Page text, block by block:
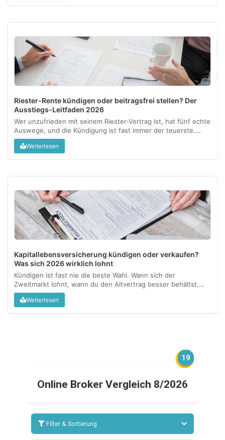
Riester-Rente kündigen oder beitragsfrei stellen? Der
Ausstiegs-Leitfaden 2026
Wer unzufrieden mit seinem Riester-Vertrag ist, hat fünf echte
Auswege, und die Kündigung ist fast immer der teuerste.
Dieser Leitfaden zeigt, was mit Zulagen und Steuervorteilen
passiert und welche Option zu welcher Lebenssituation
Weiterlesen
Kapitallebensversicherung kündigen oder verkaufen?
Was sich 2026 wirklich lohnt
Kündigen ist fast nie die beste Wahl. Wann sich der
Zweitmarkt lohnt, wann du den Altvertrag besser behältst,
und wo die Steuerfalle lauert....
Weiterlesen